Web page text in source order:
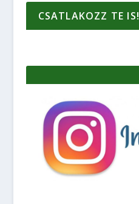
CSATLAKOZZ TE IS!